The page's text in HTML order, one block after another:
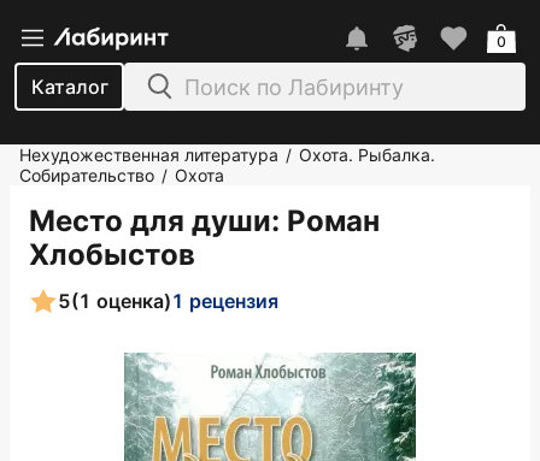
Каталог
0
Нехудожественная литература / Охота. Рыбалка.
Собирательство / Охота
Место для души: Роман
Хлобыстов
5(1 оценка)1 рецензия